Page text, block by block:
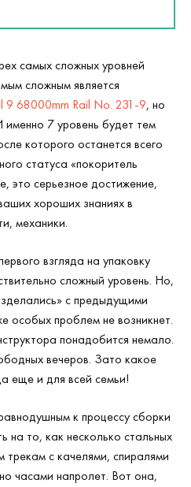
самых сложных уровней
сложным является
9 68000mm Rail No. 231-9, но
7 уровень будет тем
которого останется всего
статуса «покоритель
это серьезное достижение,
хороших знаниях в
механики.
взгляда на упаковку
сложный уровень. Но,
с предыдущими
особых проблем не возникнет.
понадобится немало.
вечеров. Зато какое
еще и для всей семьи!
к процессу сборки
на то, как несколько стальных
с качелями, спиралями
часами напролет. Вот она,